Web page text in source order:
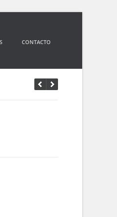
CONTACTO